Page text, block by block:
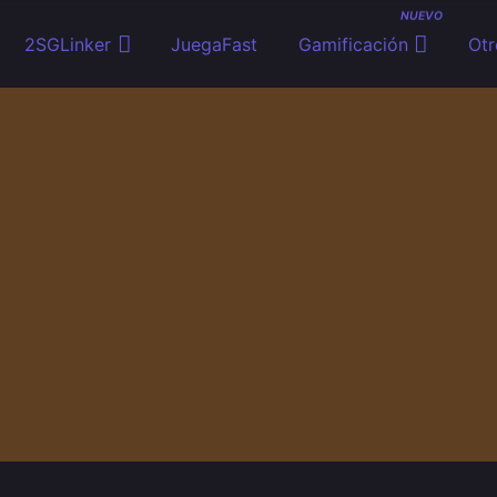
2SGLinker JuegaFast Gamificación
NUEVO